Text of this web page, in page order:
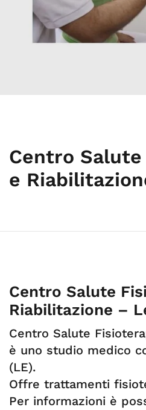
Centro
e
Centro Salute
Riabilitazione –
Centro Salute
è uno studio medico
(LE).
Offre trattamenti
Per informazioni è